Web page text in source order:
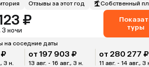
Отзывы за этот год Собственный
₽
3 ночи
туры
на соседние даты
3 н.
от 197 903 ₽
13 авг. - 16 авг., 3 н.
от 280 277 ₽
11 авг. - 14 авг., 3